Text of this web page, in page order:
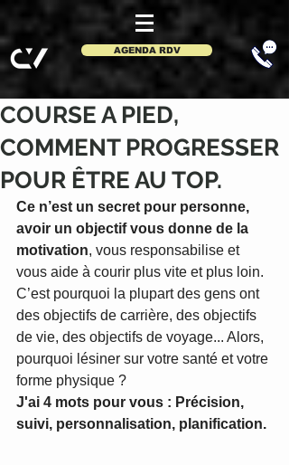
AGENDA RDV
COURSE A PIED,
COMMENT PROGRESSER
POUR ÊTRE AU TOP.
Ce n’est un secret pour personne,
avoir un objectif vous donne de la
motivation, vous responsabilise et
vous aide à courir plus vite et plus loin.
C’est pourquoi la plupart des gens ont
des objectifs de carrière, des objectifs
de vie, des objectifs de voyage... Alors,
pourquoi lésiner sur votre santé et votre
forme physique ?
J'ai 4 mots pour vous : Précision,
suivi, personnalisation, planification.